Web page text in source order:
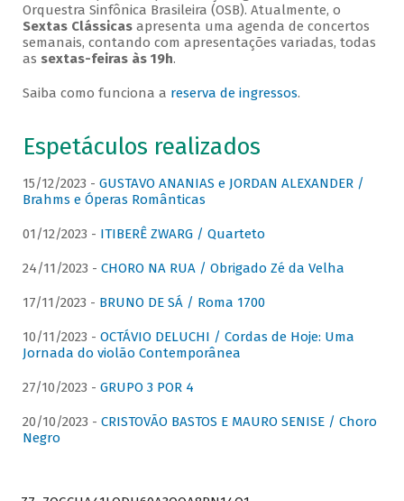
Orquestra Sinfônica Brasileira (OSB). Atualmente, o
Sextas Clássicasapresenta uma agenda de concertos
semanais, contando com apresentações variadas, todas
as sextas-feiras às 19h.
Saiba como funciona a reserva de ingressos.
Espetáculos realizados
15/12/2023 - GUSTAVO ANANIAS e JORDAN ALEXANDER /
Brahms e Óperas Românticas
01/12/2023 - ITIBERÊ ZWARG / Quarteto
24/11/2023 - CHORO NA RUA / Obrigado Zé da Velha
17/11/2023 - BRUNO DE SÁ / Roma 1700
10/11/2023 - OCTÁVIO DELUCHI / Cordas de Hoje: Uma
Jornada do violão Contemporânea
27/10/2023 - GRUPO 3 POR 4
20/10/2023 - CRISTOVÃO BASTOS E MAURO SENISE / Choro
Negro